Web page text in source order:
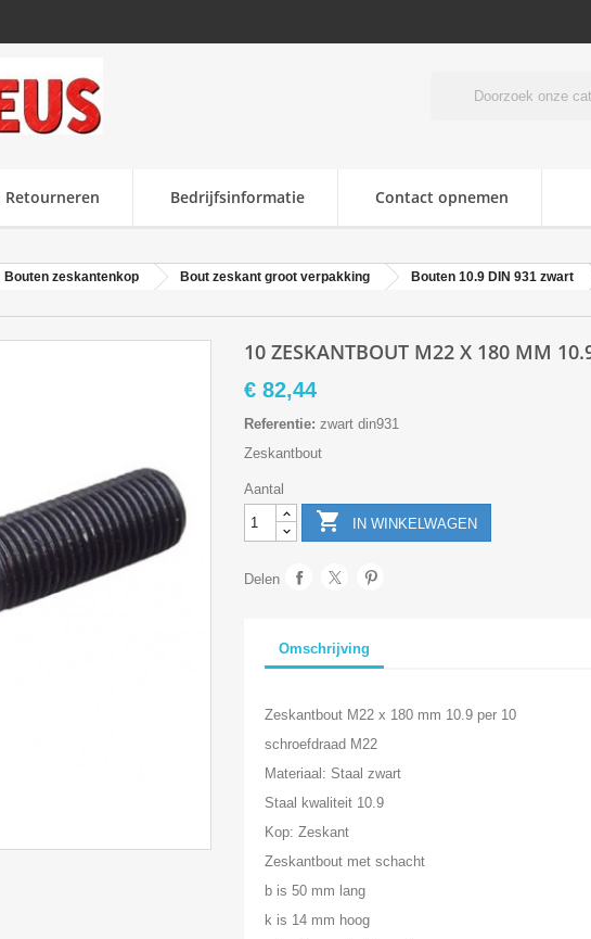
Retourneren Bedrijfsinformatie Contact opnemen
Bouten zeskantenkop Bout zeskant groot verpakking Bouten 10.9 DIN 931 zwart
10 ZESKANTBOUT M22 X 180 MM
€ 82,44
Referentie: zwart din931
Zeskantbout
Aantal
 IN WINKELWAGEN
Delen
Omschrijving
Zeskantbout M22 x 180 mm 10.9 per 10
schroefdraad M22
Materiaal: Staal zwart
Staal kwaliteit 10.9
Kop: Zeskant
Zeskantbout met schacht
b is 50 mm lang
k is 14 mm hoog